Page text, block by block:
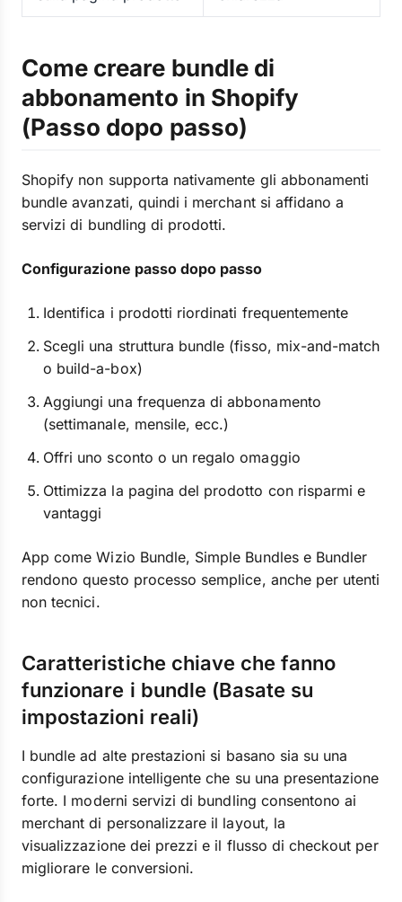
Come creare bundle di
abbonamento in Shopify
(Passo dopo passo)
Shopify non supporta nativamente gli abbonamenti
bundle avanzati, quindi i merchant si affidano a
servizi di bundling di prodotti.
Configurazione passo dopo passo
Identifica i prodotti riordinati frequentemente
Scegli una struttura bundle (fisso, mix-and-match
o build-a-box)
Aggiungi una frequenza di abbonamento
(settimanale, mensile, ecc.)
Offri uno sconto o un regalo omaggio
Ottimizza la pagina del prodotto con risparmi e
vantaggi
App come Wizio Bundle, Simple Bundles e Bundler
rendono questo processo semplice, anche per utenti
non tecnici.
Caratteristiche chiave che fanno
funzionare i bundle (Basate su
impostazioni reali)
I bundle ad alte prestazioni si basano sia su una
configurazione intelligente che su una presentazione
forte. I moderni servizi di bundling consentono ai
merchant di personalizzare il layout, la
visualizzazione dei prezzi e il flusso di checkout per
migliorare le conversioni.